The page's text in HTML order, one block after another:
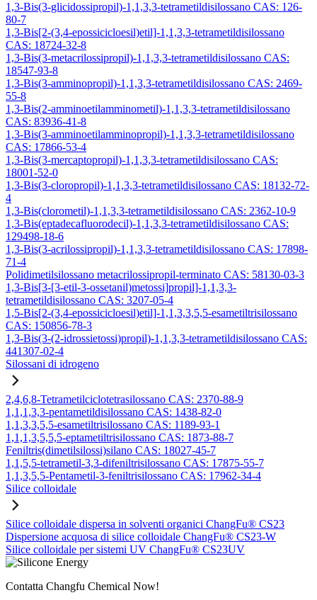
1,3-Bis(3-glicidossipropil)-1,1,3,3-tetrametildisilossano CAS: 126-
80-7
1,3-Bis[2-(3,4-epossicicloesil)etil]-1,1,3,3-tetrametildisilossano
CAS: 18724-32-8
1,3-Bis(3-metacrilossipropil)-1,1,3,3-tetrametildisilossano CAS:
18547-93-8
1,3-Bis(3-amminopropil)-1,1,3,3-tetrametildisilossano CAS: 2469-
55-8
1,3-Bis(2-amminoetilamminometil)-1,1,3,3-tetrametildisilossano
CAS: 83936-41-8
1,3-Bis(3-amminoetilamminopropil)-1,1,3,3-tetrametildisilossano
CAS: 17866-53-4
1,3-Bis(3-mercaptopropil)-1,1,3,3-tetrametildisilossano CAS:
18001-52-0
1,3-Bis(3-cloropropil)-1,1,3,3-tetrametildisilossano CAS: 18132-72-
4
1,3-Bis(clorometil)-1,1,3,3-tetrametildisilossano CAS: 2362-10-9
1,3-Bis(eptadecafluorodecil)-1,1,3,3-tetrametildisilossano CAS:
129498-18-6
1,3-Bis(3-acrilossipropil)-1,1,3,3-tetrametildisilossano CAS: 17898-
71-4
Polidimetilsilossano metacrilossipropil-terminato CAS: 58130-03-3
1,3-Bis[3-[3-etil-3-ossetanil)metossi]propil]-1,1,3,3-
tetrametildisilossano CAS: 3207-05-4
1,5-Bis[2-(3,4-epossicicloesil)etil]-1,1,3,3,5,5-esametiltrisilossano
CAS: 150856-78-3
1,3-Bis(3-(2-idrossietossi)propil)-1,1,3,3-tetrametildisilossano CAS:
441307-02-4
Silossani di idrogeno
2,4,6,8-Tetrametilciclotetrasilossano CAS: 2370-88-9
1,1,1,3,3-pentametildisilossano CAS: 1438-82-0
1,1,3,3,5,5-esametiltrisilossano CAS: 1189-93-1
1,1,1,3,5,5,5-eptametiltrisilossano CAS: 1873-88-7
Feniltris(dimetilsilossi)silano CAS: 18027-45-7
1,1,5,5-tetrametil-3,3-difeniltrisilossano CAS: 17875-55-7
1,1,3,5,5-Pentametil-3-feniltrisilossano CAS: 17962-34-4
Silice colloidale
Silice colloidale dispersa in solventi organici ChangFu® CS23
Dispersione acquosa di silice colloidale ChangFu® CS23-W
Silice colloidale per sistemi UV ChangFu® CS23UV
Contatta Changfu Chemical Now!